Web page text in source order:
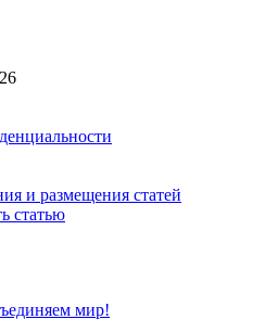
и размещения статей
статью
мир!